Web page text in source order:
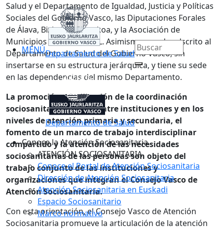
MENÚDepartamento de Salud
Departamento de Salud
Conoce la Atención Sociosanitaria
ATENCIÓN SOCIOSANITARIA
Conoce el Portal de Atención Sociosanitaria
Dirección de Atención Sociosanitaria
Atención Sociosanitaria en Euskadi
Espacio Sociosanitario
Marco normativo
Salud y el Departamento de Igualdad, Justicia y Políticas
Sociales del Gobierno Vasco, las Diputaciones Forales
de Álava, Bizkaia y Gipuzkoa, y la Asociación de
Municipios Vascos-EUDEL. Asimismo, queda adscrito al
Departamento de Salud del Gobierno Vasco, sin
insertarse en su estructura jerárquica, y tiene su sede
en las dependencias del mismo Departamento.
La promoción y facilitación de la coordinación
sociosanitaria efectiva entre instituciones y en los
niveles de atención primaria y secundaria, el
fomento de un marco de trabajo interdisciplinar
compartido y la atención de las necesidades
sociosanitarias de las personas son objeto del
trabajo conjunto de las instituciones y
organizaciones que integran el Consejo Vasco de
Atención Sociosanitaria.
Con esta orientación, el Consejo Vasco de Atención
Sociosanitaria promueve la articulación de la atención